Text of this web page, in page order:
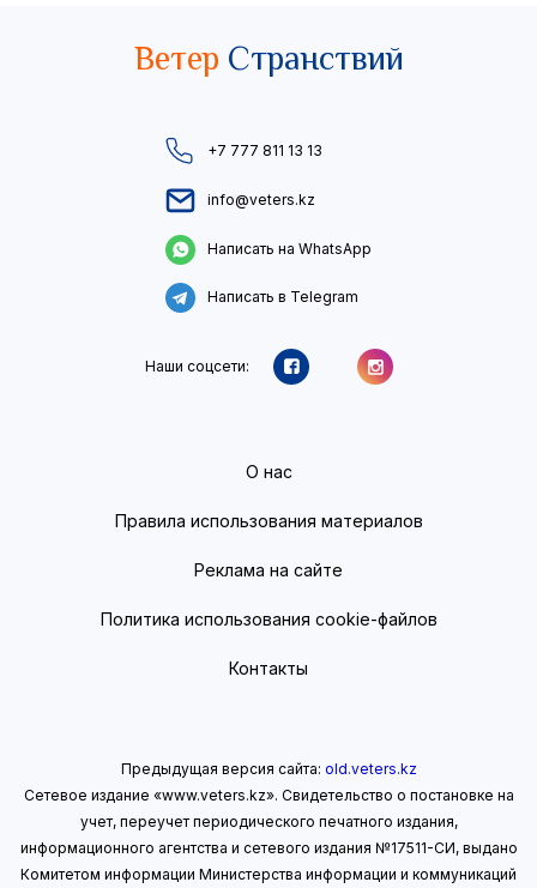
Ветер Странствий
+7 777 811 13 13
info@veters.kz
Написать на WhatsApp
Написать в Telegram
Наши соцсети:
О нас
Правила использования материалов
Реклама на сайте
Политика использования cookie-файлов
Контакты
Предыдущая версия сайта: old.veters.kz
Сетевое издание «www.veters.kz». Свидетельство о постановке на
учет, переучет периодического печатного издания,
информационного агентства и сетевого издания №17511-СИ, выдано
Комитетом информации Министерства информации и коммуникаций